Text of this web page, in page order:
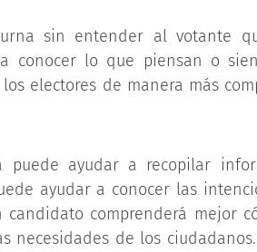
sin entender al votante
conocer lo que piensan o
electores de manera más
puede ayudar a recopilar
ayudar a conocer las
comprenderá mejor
necesidades de los